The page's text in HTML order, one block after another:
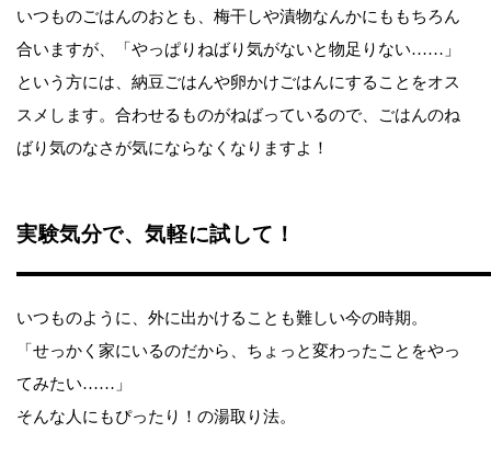
いつものごはんのおとも、梅干しや漬物なんかにももちろん
合いますが、「やっぱりねばり気がないと物足りない……」
という方には、納豆ごはんや卵かけごはんにすることをオス
スメします。合わせるものがねばっているので、ごはんのね
ばり気のなさが気にならなくなりますよ！
実験気分で、気軽に試して！
いつものように、外に出かけることも難しい今の時期。
「せっかく家にいるのだから、ちょっと変わったことをやっ
てみたい……」
そんな人にもぴったり！の湯取り法。